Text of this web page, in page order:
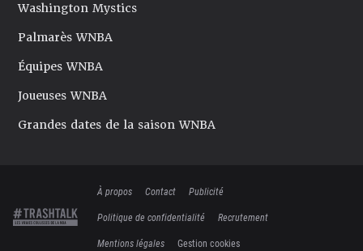
Washington Mystics
Palmarès WNBA
Équipes WNBA
Joueuses WNBA
Grandes dates de la saison WNBA
À propos Contact
Publicité
Politique de confidentialité
Recrutement
Mentions légales
Gestion cookies